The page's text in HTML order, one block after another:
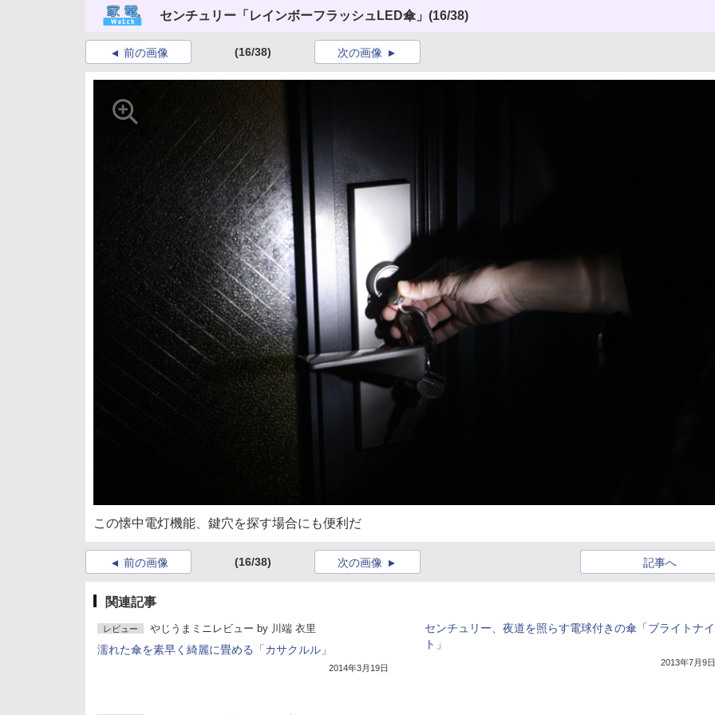
センチュリー「レインボーフラッシュLED傘」 (16/38)
前の画像 (16/38) 次の画像
この懐中電灯機能、鍵穴を探す場合にも便利だ
前の画像 (16/38) 記事へ
次の画像
関連記事
レビュー やじうまミニレビュー by 川端 衣里
濡れた傘を素早く綺麗に畳める「カサクルル」
2014年3月19日
センチュリー、夜道を照らす電球付きの傘「ブライトナイ
ト」
2013年7月9日